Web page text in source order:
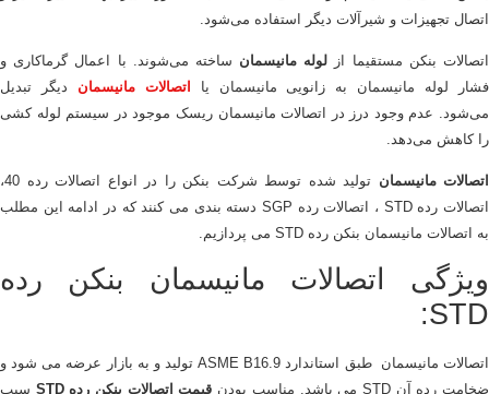
اتصال تجهیزات و شیرآلات دیگر استفاده می‌شود.
اتصالات بنکن مستقیما از لوله‌ مانیسمان ساخته می‌شوند. با اعمال گرماکاری و
فشار لوله‌ مانیسمان به زانویی مانیسمان یا
اتصالات مانیسمان دیگر تبدیل
می‌شود. عدم وجود درز در اتصالات مانیسمان ریسک موجود در سیستم لوله کشی
را کاهش می‌دهد.
اتصالات مانیسمان
تولید شده توسط شرکت بنکن را در انواع اتصالات رده 40،
اتصالات رده STD ، اتصالات رده SGP دسته بندی می کنند که در ادامه این مطلب
به اتصالات مانیسمان بنکن رده STD می پردازیم.
ویژگی اتصالات مانیسمان بنکن رده
STD:
اتصالات مانیسمان طبق استاندارد ASME B16.9 تولید و به بازار عرضه می شود و
ضخامت رده آن STD می باشد. مناسب بودن
قیمت اتصالات بنکن رده STD سبب